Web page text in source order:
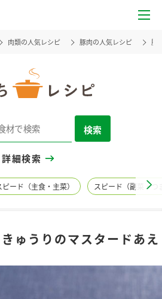
肉類の人気レシピ 豚肉の人気レシピ 豚
検索
詳細検索
ピード（主食・主菜） スピード（副菜・つ
ゅうりのマスタードあえ